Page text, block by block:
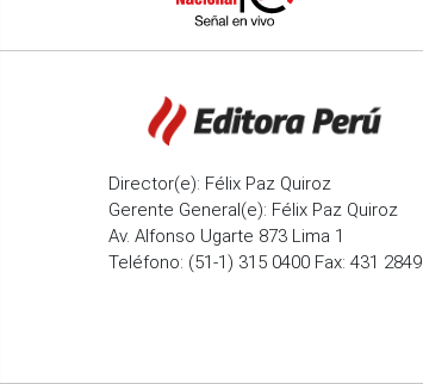
Director(e): Félix Paz Quiroz
Gerente General(e): Félix Paz Quiroz
Av. Alfonso Ugarte 873 Lima 1
Teléfono: (51-1) 315 0400 Fax: 431 2849